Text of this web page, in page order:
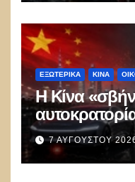
ΕΞΩΤΕΡΙΚΑ ΚΊΝΑ
Η Κίνα
100.000
πολιτικός
7 ΑΥΓΟΎΣΤΟΥ